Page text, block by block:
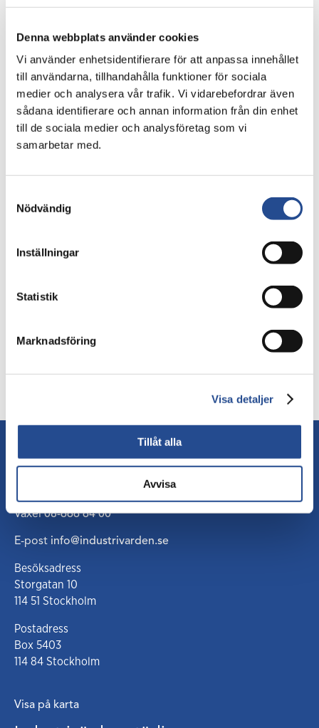
Denna webbplats använder cookies
Vi använder enhetsidentifierare för att anpassa innehållet
till användarna, tillhandahålla funktioner för sociala
medier och analysera vår trafik. Vi vidarebefordrar även
sådana identifierare och annan information från din enhet
till de sociala medier och analysföretag som vi
samarbetar med.
Nödvändig
Inställningar
Statistik
Marknadsföring
Visa detaljer
Tillåt alla
Avvisa
Kontakt
Växel08-666 64 00
E-post info@industrivarden.se
Besöksadress
Storgatan 10
114 51 Stockholm
Postadress
Box 5403
114 84 Stockholm
Visa på karta